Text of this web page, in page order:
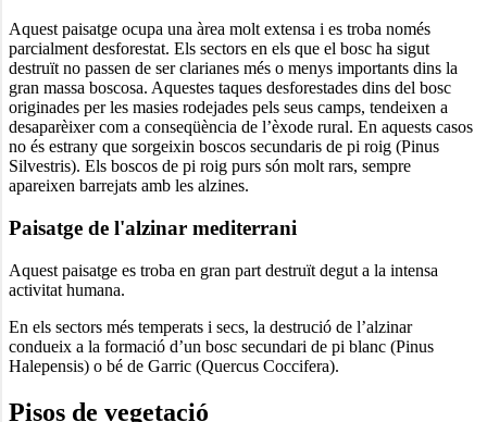
Aquest paisatge ocupa una àrea molt extensa i es troba només
parcialment desforestat. Els sectors en els que el bosc ha sigut
destruït no passen de ser clarianes més o menys importants dins la
gran massa boscosa. Aquestes taques desforestades dins del bosc
originades per les masies rodejades pels seus camps, tendeixen a
desaparèixer com a conseqüència de l’èxode rural. En aquests casos
no és estrany que sorgeixin boscos secundaris de pi roig (Pinus
Silvestris). Els boscos de pi roig purs són molt rars, sempre
apareixen barrejats amb les alzines.
Paisatge de l'alzinar mediterrani
Aquest paisatge es troba en gran part destruït degut a la intensa
activitat humana.
En els sectors més temperats i secs, la destrució de l’alzinar
condueix a la formació d’un bosc secundari de pi blanc (Pinus
Halepensis) o bé de Garric (Quercus Coccifera).
Pisos de vegetació